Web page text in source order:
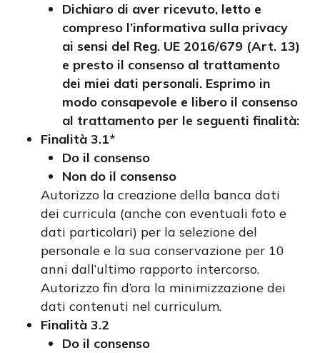
Dichiaro di aver ricevuto, letto e
compreso l’informativa sulla privacy
ai sensi del Reg. UE 2016/679 (Art. 13)
e presto il consenso al trattamento
dei miei dati personali. Esprimo in
modo consapevole e libero il consenso
al trattamento per le seguenti finalità:
Finalità 3.1*
Do il consenso
Non do il consenso
Autorizzo la creazione della banca dati
dei curricula (anche con eventuali foto e
dati particolari) per la selezione del
personale e la sua conservazione per 10
anni dall’ultimo rapporto intercorso.
Autorizzo fin d’ora la minimizzazione dei
dati contenuti nel curriculum.
Finalità 3.2
Do il consenso